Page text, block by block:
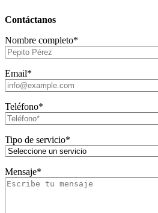
Contáctanos
Nombre completo*
Email*
Teléfono*
Tipo de servicio*
Mensaje*